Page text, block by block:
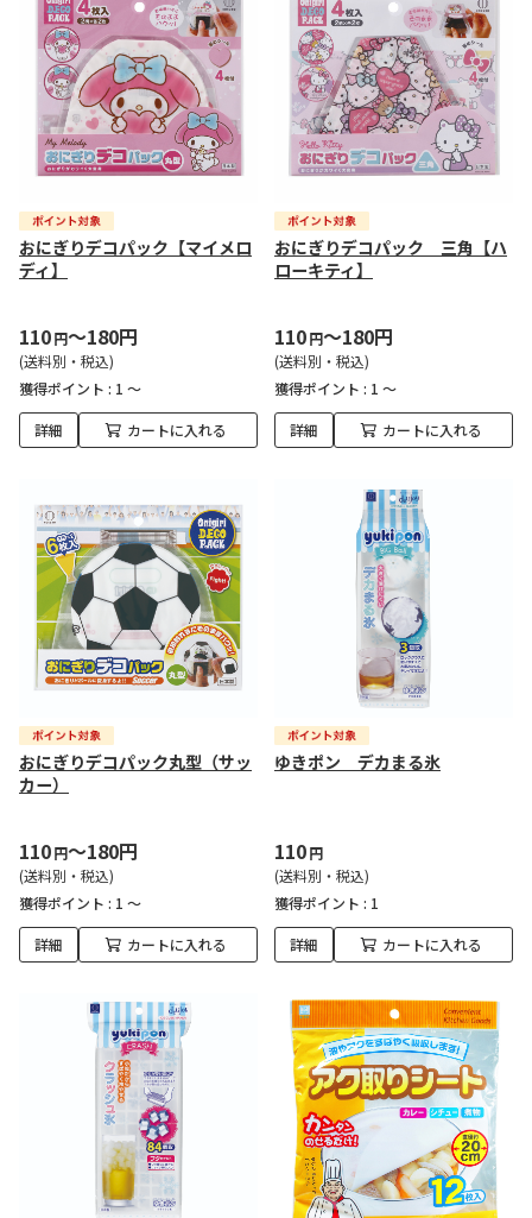
おにぎりデコパック【マイメロ
ディ】
110円～180円
(送料別・税込)
獲得ポイント : 1 ～
詳細 カートに入れる
おにぎりデコパック 三角【ハ
ローキティ】
110円～180円
(送料別・税込)
獲得ポイント : 1 ～
詳細 カートに入れる
おにぎりデコパック丸型（サッ
カー）
110円～180円
(送料別・税込)
獲得ポイント : 1 ～
詳細 カートに入れる
ゆきポン デカまる氷
110円
(送料別・税込)
獲得ポイント : 1
詳細 カートに入れる